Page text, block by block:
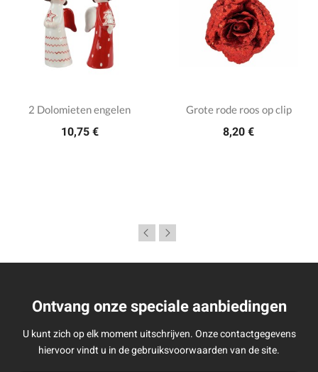
2 Dolomieten engelen
10,75 €
Grote rode roos op clip
8,20 €
Ontvang onze speciale aanbiedingen
U kunt zich op elk moment uitschrijven. Onze contactgegevens
hiervoor vindt u in de gebruiksvoorwaarden van de site.